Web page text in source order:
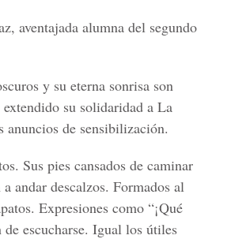
aventajada alumna del segundo
y su eterna sonrisa son
su solidaridad a La
anuncios de sensibilización.
Sus pies cansados de caminar
andar descalzos. Formados al
Expresiones como “¡Qué
escucharse. Igual los útiles